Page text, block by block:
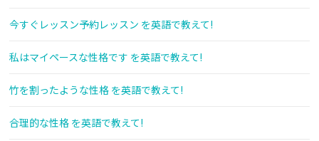
今すぐレッスン予約レッスン を英語で教えて!
私はマイペースな性格です を英語で教えて!
竹を割ったような性格 を英語で教えて!
合理的な性格 を英語で教えて!